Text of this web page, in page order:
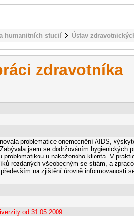
humanitních studií Ústav
zdravotníka
problematice onemocnění AIDS,
jsem se dodržováním hygienických
u nakaženého klienta. V
rozdaných všeobecným se-strám, a
na zjištění úrovně informovanosti
od 31.05.2009